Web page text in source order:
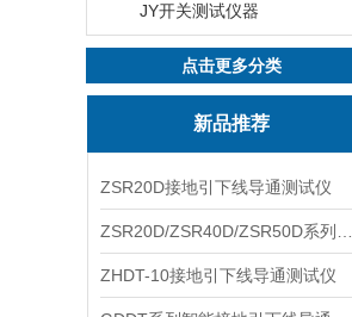
JY开关测试仪器
点击更多分类
新品推荐
ZSR20D接地引下线导通测试仪
ZHDT-10接地引下线导通测试仪